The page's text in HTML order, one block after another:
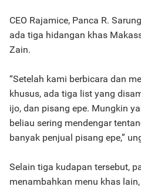
CEO Rajamice, Panca R.
ada tiga hidangan khas
Zain.
“Setelah kami berbicara dan
khusus, ada tiga list yang
ijo, dan pisang epe. Mungkin
beliau sering mendengar
banyak penjual pisang epe,”
Selain tiga kudapan tersebut,
menambahkan menu khas